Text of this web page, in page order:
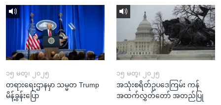
၁၅ မတ္၊ ၂၀၂၅
တရားရေးဌာနမှာ သမ္မတ Trump
မိန့်ခွန်းပြော
၁၅ မတ္၊ ၂၀၂၅
အသုံးစရိတ်ဥပဒေကြမ်း ကန်
အထက်လွှတ်တော် အတည်ပြု